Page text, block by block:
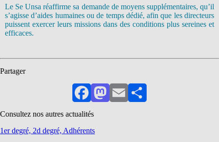
Le Se Unsa réaffirme sa demande de moyens supplémentaires, qu’il
s’agisse d’aides humaines ou de temps dédié, afin que les directeurs
puissent exercer leurs missions dans des conditions plus sereines et
efficaces.
Partager
FacebookMastodon
EmailPartager
Consultez nos autres actualités
1er degré, 2d degré, Adhérents